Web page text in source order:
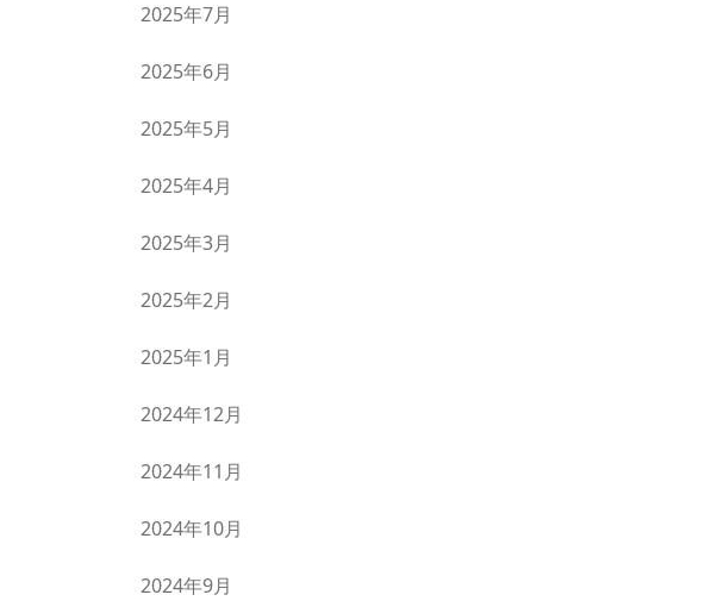
2025年7月
2025年6月
2025年5月
2025年4月
2025年3月
2025年2月
2025年1月
2024年12月
2024年11月
2024年10月
2024年9月